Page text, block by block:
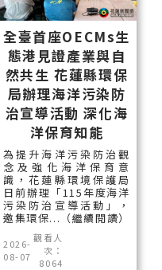
全臺首座OECMs生
態港見證產業與自
然共生 花蓮縣環保
局辦理海洋污染防
治宣導活動 深化海
洋保育知能
為提升海洋污染防治觀
念及強化海洋保育意
識，花蓮縣環境保護局
日前辦理「115年度海洋
污染防治宣導活動」，
邀集環保...（繼續閱讀）
2026-
08-07
觀看人
次：
8064